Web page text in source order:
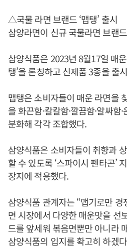
△국물 라면 브랜드 ‘맵탱’ 출시
삼양라면이 신규 국물라면 브랜
삼양식품은 2023년 8월17일 매
탱’을 론칭하고 신제품 3종을 출
맵탱은 소비자들이 매운 라면을
을 화끈함·칼칼함·깔끔함·알싸함
분화해 각각 조합했다.
삼양식품은 소비자들이 취향과
할 수 있도록 ‘스파이시 펜타곤’
장지에 적용했다.
삼양식품 관계자는 “맵기로만
면 시장에서 다양한 매운맛을 선
드를 앞세워 볶음면뿐만 아니라
삼양식품의 입지를 확고히 하겠